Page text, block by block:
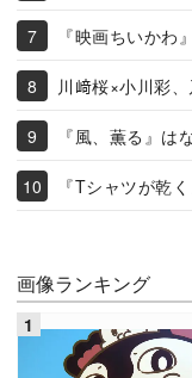
『映画ちいか
川﨑桜×小川彩
『風、薫る』は
『Tシャツが乾
画像ランキング